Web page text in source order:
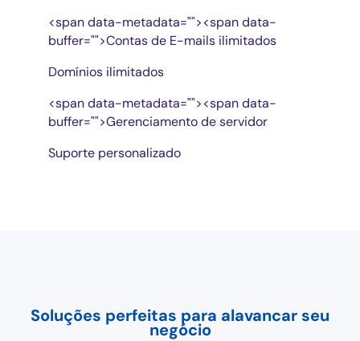
<span data-metadata=""><span data-
buffer="">Contas de E-mails ilimitados
Domínios ilimitados
<span data-metadata=""><span data-
buffer="">Gerenciamento de servidor
Suporte personalizado
Soluções perfeitas para alavancar seu
negócio